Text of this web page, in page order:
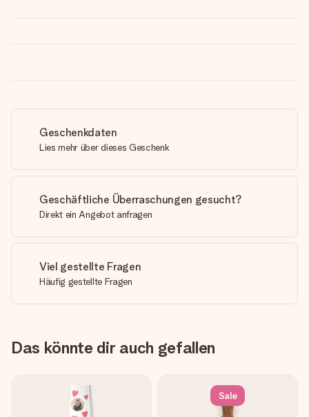
Geschenkdaten
Lies mehr über dieses Geschenk
Geschäftliche Überraschungen gesucht?
Direkt ein Angebot anfragen
Viel gestellte Fragen
Häufig gestellte Fragen
Das könnte dir auch gefallen
Sale